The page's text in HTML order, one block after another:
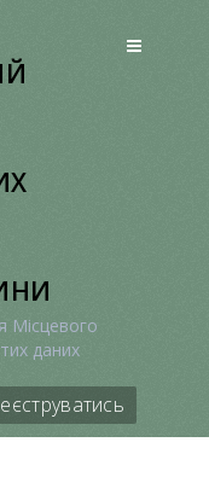
Місцевого
даних